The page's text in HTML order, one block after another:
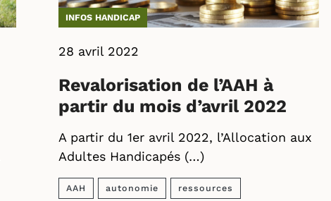
INFOS HANDICAP
28 avril 2022
Revalorisation de l’AAH à
partir du mois d’avril 2022
A partir du 1er avril 2022, l’Allocation aux
Adultes Handicapés (…)
AAH autonomie ressources